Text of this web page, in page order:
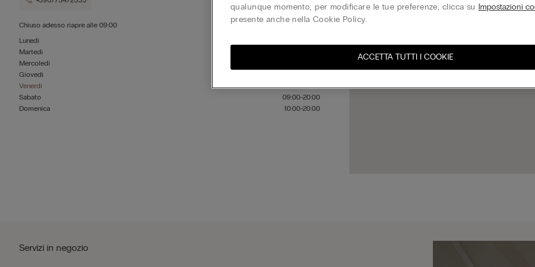
Chiuso adesso riapre alle 09:00
Lunedì
Martedì
Mercoledì
Giovedì
Venerdì
09:00-20:00
Sabato
09:00-20:00
Domenica
10:00-20:00
Servizi in negozio
qualunque momento, per modificare le tue preferenze, clicca su Impostazioni
presente anche nella Cookie Policy.
ACCETTA TUTTI I COOKIE